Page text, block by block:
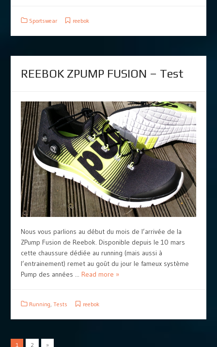
Sportswear reebok
REEBOK ZPUMP FUSION – Test
Nous vous parlions au début du mois de l’arrivée de la
ZPump Fusion de Reebok. Disponible depuis le 10 mars
cette chaussure dédiée au running (mais aussi à
l’entrainement) remet au goût du jour le fameux système
Pump des années ... Read more »
Running Tests reebok
1 2 »